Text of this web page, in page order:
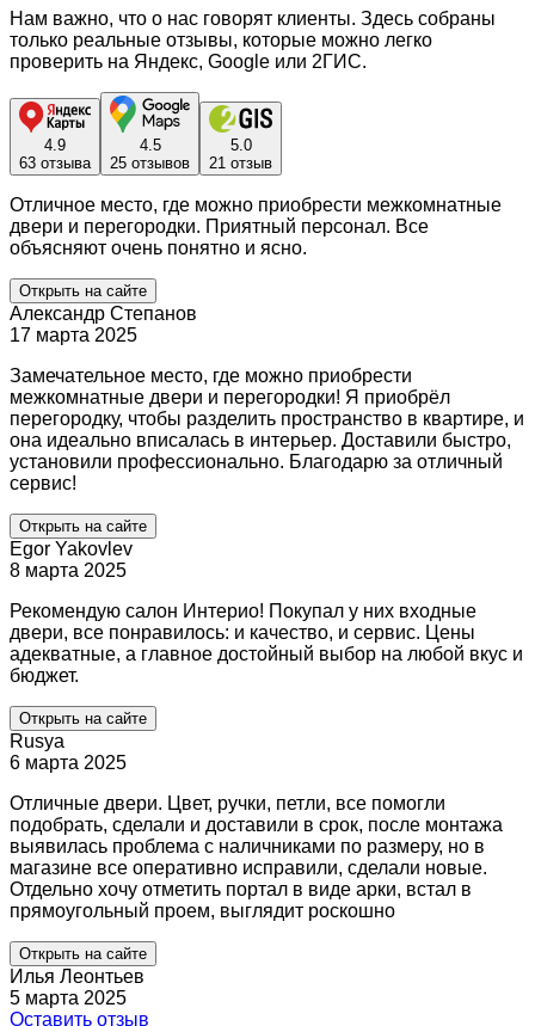
Нам важно, что о нас говорят клиенты. Здесь собраны
только реальные отзывы, которые можно легко
проверить на Яндекс, Google или 2ГИС.
4.9
63 отзыва
4.5
25 отзывов
5.0
21 отзыв
Отличное место, где можно приобрести межкомнатные
двери и перегородки. Приятный персонал. Все
объясняют очень понятно и ясно.
Открыть на сайте
Александр Степанов
17 марта 2025
Замечательное место, где можно приобрести
межкомнатные двери и перегородки! Я приобрёл
перегородку, чтобы разделить пространство в квартире, и
она идеально вписалась в интерьер. Доставили быстро,
установили профессионально. Благодарю за отличный
сервис!
Открыть на сайте
Egor Yakovlev
8 марта 2025
Рекомендую салон Интерио! Покупал у них входные
двери, все понравилось: и качество, и сервис. Цены
адекватные, а главное достойный выбор на любой вкус и
бюджет.
Открыть на сайте
Rusya
6 марта 2025
Отличные двери. Цвет, ручки, петли, все помогли
подобрать, сделали и доставили в срок, после монтажа
выявилась проблема с наличниками по размеру, но в
магазине все оперативно исправили, сделали новые.
Отдельно хочу отметить портал в виде арки, встал в
прямоугольный проем, выглядит роскошно
Открыть на сайте
Илья Леонтьев
5 марта 2025
Оставить отзыв